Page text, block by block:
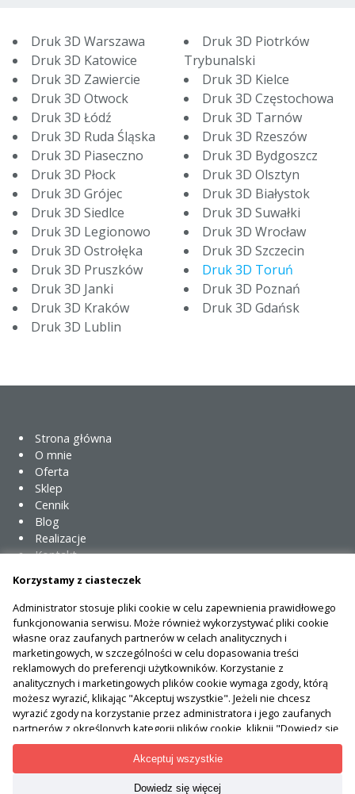
Druk 3D Warszawa
Druk 3D Katowice
Druk 3D Zawiercie
Druk 3D Otwock
Druk 3D Łódź
Druk 3D Ruda Śląska
Druk 3D Piaseczno
Druk 3D Płock
Druk 3D Grójec
Druk 3D Siedlce
Druk 3D Legionowo
Druk 3D Ostrołęka
Druk 3D Pruszków
Druk 3D Janki
Druk 3D Kraków
Druk 3D Lublin
Druk 3D Piotrków
Trybunalski
Druk 3D Kielce
Druk 3D Częstochowa
Druk 3D Tarnów
Druk 3D Rzeszów
Druk 3D Bydgoszcz
Druk 3D Olsztyn
Druk 3D Białystok
Druk 3D Suwałki
Druk 3D Wrocław
Druk 3D Szczecin
Druk 3D Toruń
Druk 3D Poznań
Druk 3D Gdańsk
Strona główna
O mnie
Oferta
Sklep
Cennik
Blog
Realizacje
Kontakt
Cennik
Polityka prywatności
Polityka opinii
Pliki cookies
Regulamin
Twoje konto
Korzystamy z ciasteczek
Administrator stosuje pliki cookie w celu zapewnienia prawidłowego
funkcjonowania serwisu. Może również wykorzystywać pliki cookie
własne oraz zaufanych partnerów w celach analitycznych i
marketingowych, w szczególności w celu dopasowania treści
reklamowych do preferencji użytkowników. Korzystanie z
analitycznych i marketingowych plików cookie wymaga zgody, którą
możesz wyrazić, klikając "Akceptuj wszystkie". Jeżeli nie chcesz
wyrazić zgody na korzystanie przez administratora i jego zaufanych
partnerów z określonych kategorii plików cookie, kliknij "Dowiedz się
więcej" i zdecyduj o swoich preferencjach. Wyrażoną zgodę można
wycofać w każdym momencie poprzez zmianę preferencji plików
cookie. Możliwość edycji zgód cookie znajdziesz w stopce strony pod
przyciskiem "Edytuj zgody cookie".Dowiedz się więcej
Akceptuj wszystkie